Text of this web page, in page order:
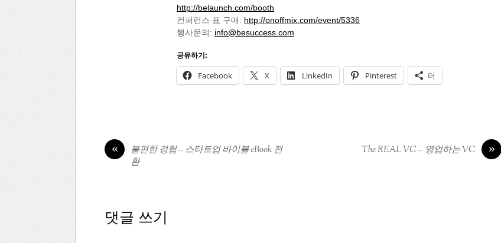
http://belaunch.com/booth
컨퍼런스 표 구매: http://onoffmix.com/event/5336
행사문의: info@besuccess.com
공유하기:
Facebook X LinkedIn Pinterest 더
«
불편한 경험 – 스타트업 바이블 eBook 전
환
»
The REAL VC – 영업하는 VC
댓글 쓰기